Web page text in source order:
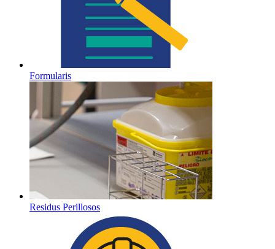
Formularis
Residus Perillosos